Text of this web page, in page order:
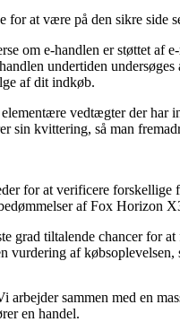
at være på den sikre side
om e-handlen er støttet
undertiden
af dit indkøb.
vedtægter der har
sin kvittering, så man
for at verificere
af Fox Horizon
grad tiltalende chancer for
vurdering af
arbejder sammen med en
en handel.